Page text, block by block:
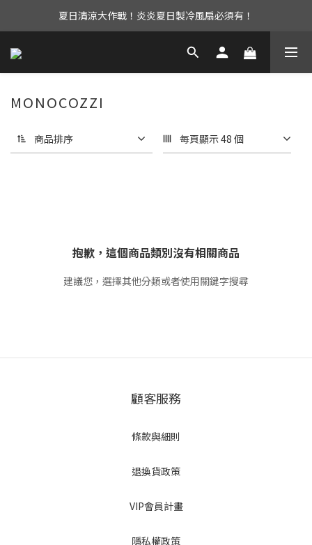
UAG iPhone17 全系列 88折優惠中！
夏日清涼大作戰！炎炎夏日製冷風扇必須有！
立即加入會員享有免運優惠！還有購物金可以領取唷！
MONOCOZZI
商品排序 每頁顯示 48 個
抱歉，這個商品類別沒有相關商品
建議您，選擇其他分類或者使用關鍵字搜尋
顧客服務
條款與細則
退換貨政策
VIP會員計畫
隱私權政策